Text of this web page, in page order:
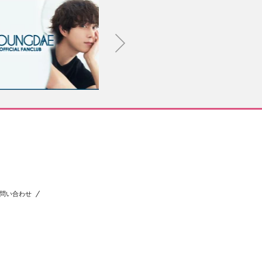
い合わせ